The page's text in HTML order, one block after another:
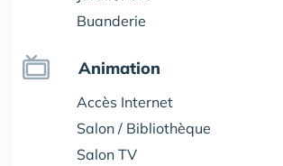
Buanderie
Animation
Accès Internet
Salon / Bibliothèque
Salon TV